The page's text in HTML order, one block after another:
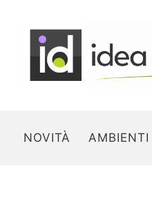
NOVITÀ AMBIENTI